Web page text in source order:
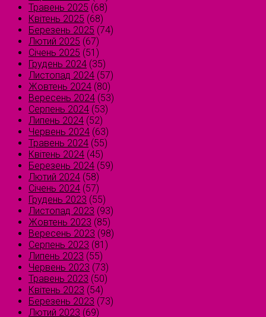
Травень 2025 (68)
Квітень 2025 (68)
Березень 2025 (74)
Лютий 2025 (67)
Січень 2025 (51)
Грудень 2024 (35)
Листопад 2024 (57)
Жовтень 2024 (80)
Вересень 2024 (53)
Серпень 2024 (53)
Липень 2024 (52)
Червень 2024 (63)
Травень 2024 (55)
Квітень 2024 (45)
Березень 2024 (59)
Лютий 2024 (58)
Січень 2024 (57)
Грудень 2023 (55)
Листопад 2023 (93)
Жовтень 2023 (85)
Вересень 2023 (98)
Серпень 2023 (81)
Липень 2023 (55)
Червень 2023 (73)
Травень 2023 (50)
Квітень 2023 (54)
Березень 2023 (73)
Лютий 2023 (69)